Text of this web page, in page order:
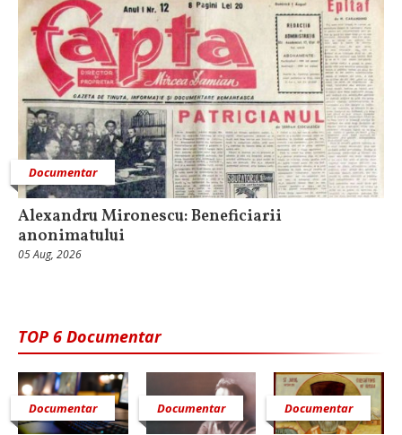
Documentar
Alexandru Mironescu: Beneficiarii
anonimatului
05 Aug, 2026
TOP 6 Documentar
Documentar Documentar Documentar